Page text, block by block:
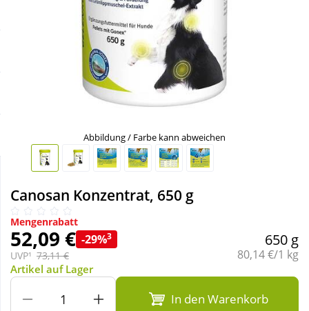
Täglich gut versorgt
Körperpflege & Kosmetik
Nahrungsergänzung
Sanitätshaus
Sport & Fitness
Tierbedarf
Abbildung / Farbe kann abweichen
Canosan Konzentrat, 650 g
Mengenrabatt
52,09 € -29%3
UVP¹ 73,11 €
650 g
Grundpreis:
80,14 €/1 kg
Artikel auf Lager
In den Warenkorb